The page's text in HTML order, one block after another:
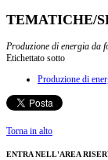
TEMATICHE/
Produzione di energia da
Etichettato sotto
Produzione di
Torna in alto
ENTRA NELL'AREA